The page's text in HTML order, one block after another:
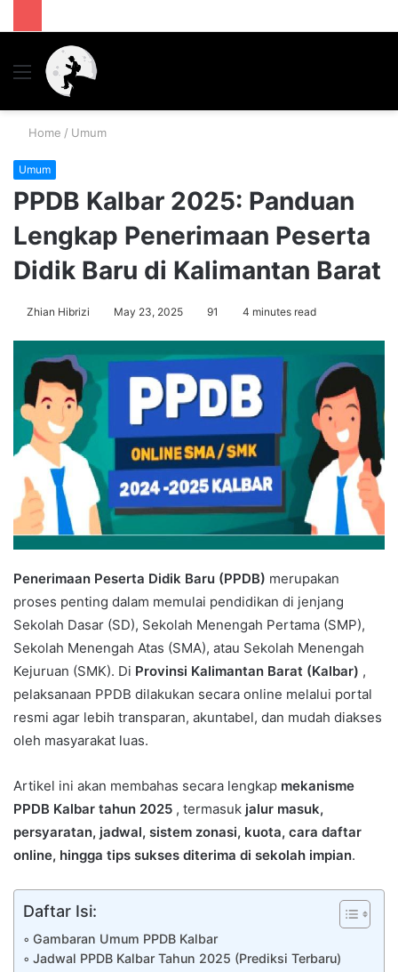
Menu
Home / Umum
Umum
PPDB Kalbar 2025: Panduan
Lengkap Penerimaan Peserta
Didik Baru di Kalimantan Barat
Zhian Hibrizi May 23, 2025 91 4 minutes read
Penerimaan Peserta Didik Baru (PPDB) merupakan
proses penting dalam memulai pendidikan di jenjang
Sekolah Dasar (SD), Sekolah Menengah Pertama (SMP),
Sekolah Menengah Atas (SMA), atau Sekolah Menengah
Kejuruan (SMK). Di Provinsi Kalimantan Barat (Kalbar) ,
pelaksanaan PPDB dilakukan secara online melalui portal
resmi agar lebih transparan, akuntabel, dan mudah diakses
oleh masyarakat luas.
Artikel ini akan membahas secara lengkap mekanisme
PPDB Kalbar tahun 2025 , termasuk jalur masuk,
persyaratan, jadwal, sistem zonasi, kuota, cara daftar
online, hingga tips sukses diterima di sekolah impian.
Daftar Isi:
Gambaran Umum PPDB Kalbar
Jadwal PPDB Kalbar Tahun 2025 (Prediksi Terbaru)